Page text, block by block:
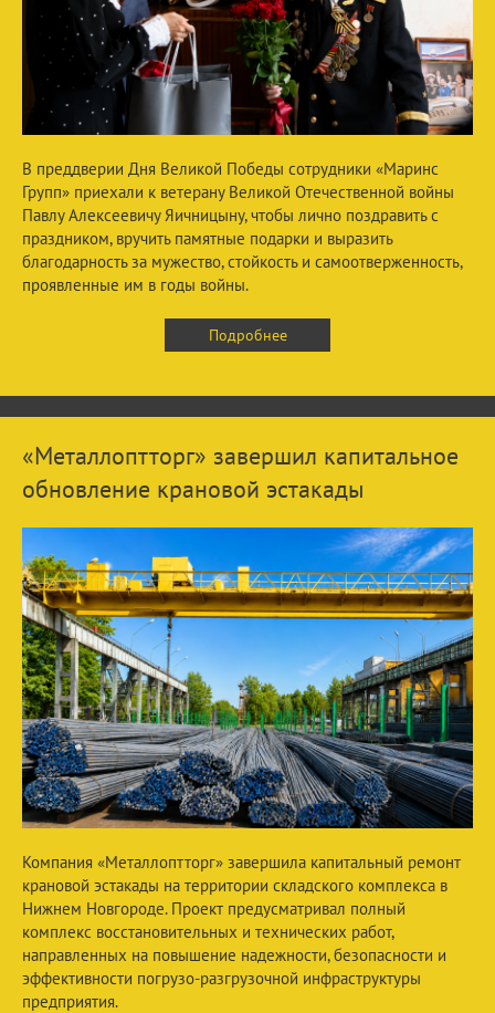
В преддверии Дня Великой Победы сотрудники «Маринс
Групп» приехали к ветерану Великой Отечественной войны
Павлу Алексеевичу Яичницыну, чтобы лично поздравить с
праздником, вручить памятные подарки и выразить
благодарность за мужество, стойкость и самоотверженность,
проявленные им в годы войны.
Подробнее
«Металлоптторг» завершил капитальное
обновление крановой эстакады
Компания «Металлоптторг» завершила капитальный ремонт
крановой эстакады на территории складского комплекса в
Нижнем Новгороде. Проект предусматривал полный
комплекс восстановительных и технических работ,
направленных на повышение надежности, безопасности и
эффективности погрузо-разгрузочной инфраструктуры
предприятия.